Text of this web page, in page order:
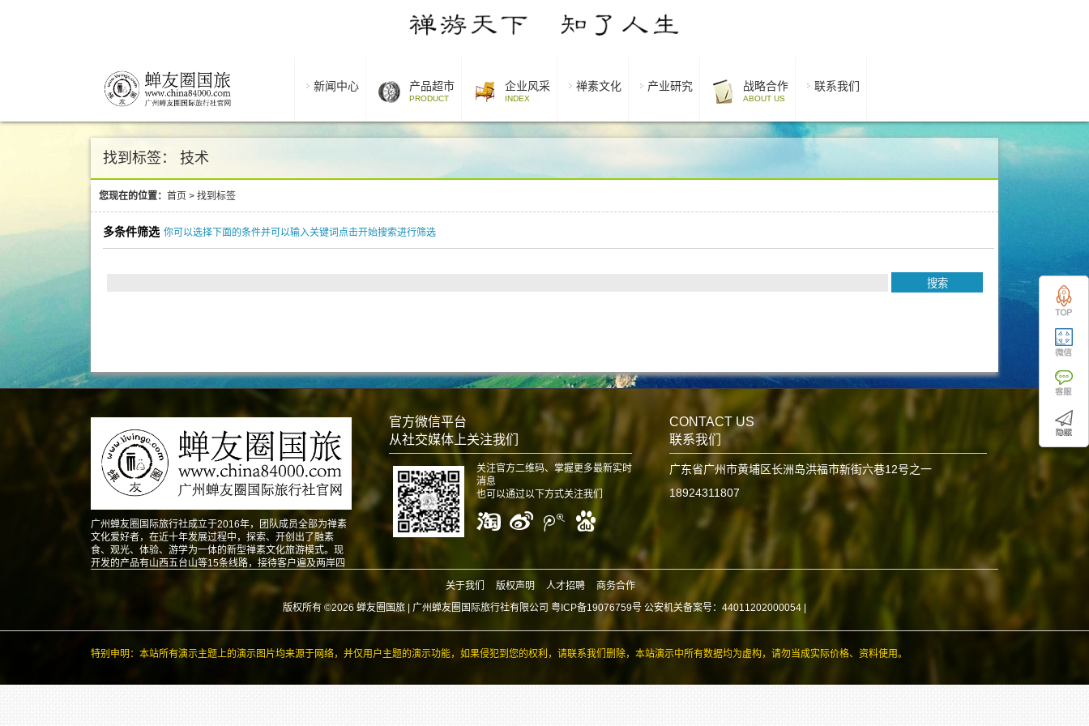
新闻中心 产品超市
PRODUCT
企业风采
INDEX
禅素文化 产业研究 战略合作
ABOUT US
联系我们
找到标签： 技术
您现在的位置： 首页 > 找到标签
多条件筛选 你可以选择下面的条件并可以输入关键词点击开始搜索进行筛选
广州蝉友圈国际旅行社成立于2016年，团队成员全部为禅素
文化爱好者，在近十年发展过程中，探索、开创出了融素
食、观光、体验、游学为一体的新型禅素文化旅游模式。现
开发的产品有山西五台山等15条线路，接待客户遍及两岸四
官方微信平台
从社交媒体上关注我们
关注官方二维码、掌握更多最新实时
消息
也可以通过以下方式关注我们
CONTACT US
联系我们
广东省广州市黄埔区长洲岛洪福市新街六巷12号之一
18924311807
关于我们 版权声明 人才招聘
商务合作
版权所有 ©2026 蝉友圈国旅 | 广州蝉友圈国际旅行社有限公司 粤ICP备19076759号 公安机关备案号：44011202000054
特别申明：本站所有演示主题上的演示图片均来源于网络，并仅用户主题的演示功能，如果侵犯到您的权利，请联系我们删除，本站演示中所有数据均为虚构，请勿当成实际价格、资料使用。